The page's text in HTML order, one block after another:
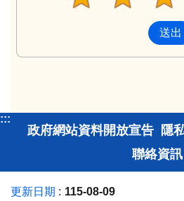
:::
政府網站資料開放宣告 隱
聯絡資訊
更新日期
115-08-09